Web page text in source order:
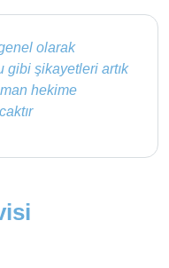
olarak
gibi şikayetleri artık
hekime